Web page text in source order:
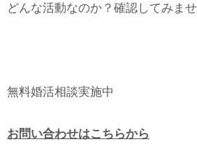
どんな活動なのか？確認してみま
無料婚活相談実施中
お問い合わせはこちらから